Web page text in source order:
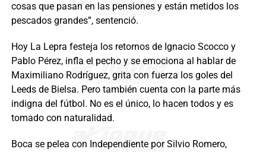
cosas que pasan en las pensiones y están metidos los
pescados grandes”, sentenció.
Hoy La Lepra festeja los retornos de Ignacio Scocco y
Pablo Pérez, infla el pecho y se emociona al hablar de
Maximiliano Rodríguez, grita con fuerza los goles del
Leeds de Bielsa. Pero también cuenta con la parte más
indigna del fútbol. No es el único, lo hacen todos y es
tomado con naturalidad.
Boca se pelea con Independiente por Silvio Romero,